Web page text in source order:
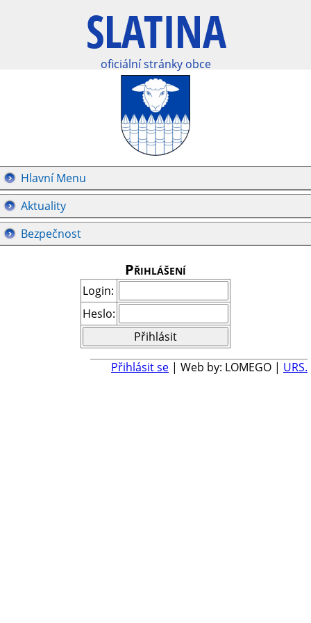
oficiální stránky obce
Hlavní Menu
Aktuality
Bezpečnost
Přihlášení
Login:
Heslo:
Přihlásit se | Web by: LOMEGO | URS.